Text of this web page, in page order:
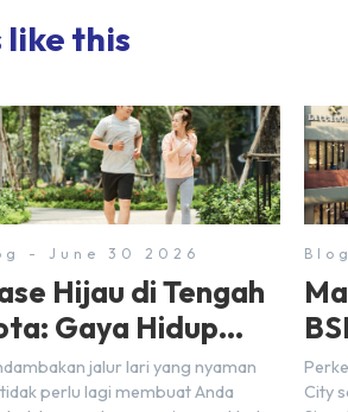
this
- June 30 2026
Hijau di Tengah
Gaya Hidup
Urban di BSD
jalur lari yang nyaman
perlu lagi membuat Anda
City